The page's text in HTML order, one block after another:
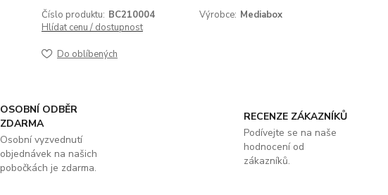
Číslo produktu: BC210004 Výrobce: Mediabox
Hlídat cenu / dostupnost
Do oblíbených
OSOBNÍ ODBĚR
ZDARMA
Osobní vyzvednutí
objednávek na našich
pobočkách je zdarma.
RECENZE ZÁKAZNÍKŮ
Podívejte se na naše
hodnocení od
zákazníků.